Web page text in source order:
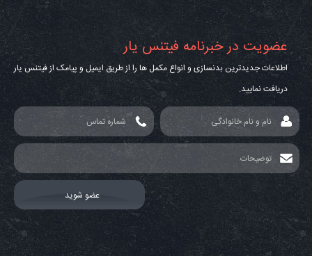
عضویت در خبرنامه فیتنس یار
اطلاعات جدیدترین بدنسازی و انواع مکمل ها را از طریق ایمیل و پیامک از فیتنس یار
دریافت نمایید.